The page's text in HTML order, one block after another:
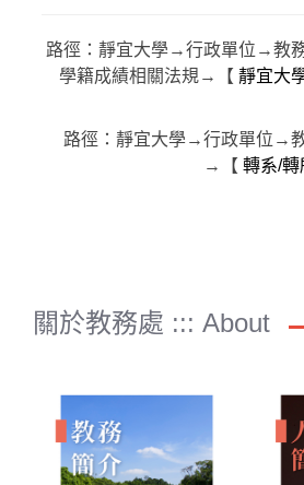
路徑：靜宜大學→行政單位→教
學籍成績相關法規→【 靜宜大
路徑：靜宜大學→行政單位→
→【 轉系/轉
關於教務處 ::: About